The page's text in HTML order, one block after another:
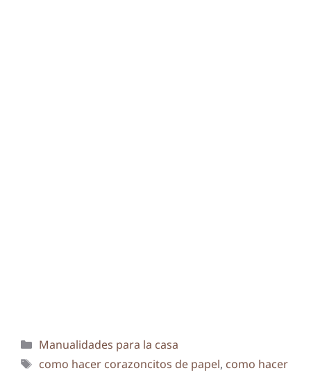
Categorías
Manualidades para la casa
Etiquetas
como hacer corazoncitos de papel, como hacer